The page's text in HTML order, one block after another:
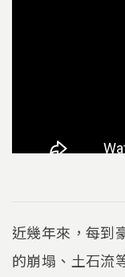
近幾年來，每到
的崩塌、土石流